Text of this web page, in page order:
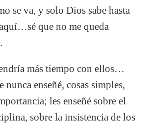
se va, y solo Dios sabe hasta
que no me queda
más tiempo con ellos…
nunca enseñé, cosas simples,
les enseñé sobre el
sobre la insistencia de los